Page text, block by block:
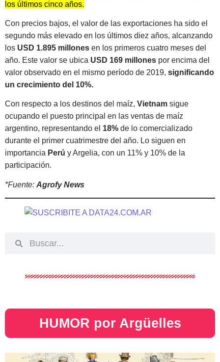
los últimos cinco años.
Con precios bajos, el valor de las exportaciones ha sido el
segundo más elevado en los últimos diez años, alcanzando
los USD 1.895 millones en los primeros cuatro meses del
año. Este valor se ubica USD 169 millones por encima del
valor observado en el mismo período de 2019, significando
un crecimiento del 10%.
Con respecto a los destinos del maíz, Vietnam sigue
ocupando el puesto principal en las ventas de maíz
argentino, representando el 18% de lo comercializado
durante el primer cuatrimestre del año. Lo siguen en
importancia Perú y Argelia, con un 11% y 10% de la
participación.
*Fuente: Agrofy News
HUMOR por Argüelles​